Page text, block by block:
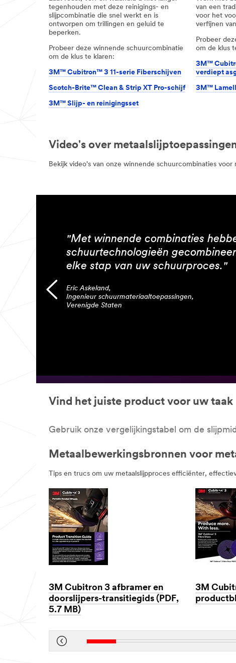
tegenhouden met deze reinigings- en
slijpcombinatie die snel werkt en is
ontworpen om trillingen en geluid te
beperken.
Probeer deze winnende schuurcombinatie
om de klus te klaren:
3M™ Cubitron™ 3 11-serie Fiberschijven
Scotch-Brite™ Clean & Strip XT Pro-schijf
3M™ Slijp- en reinigingsset
van een
voor het
verfijnen
Probeer
om de klus
3M™
verdiept
3M™
Video's over
Bekijk video's van onze winnende schuurcombinaties
"Met winnende combinaties
schuurtechnologieën
elke stap van uw schuurproces."
Eric Askeland,
Ingenieur schuurmateriaaltoepassingen,
Verenigde Staten
Vind het juiste product voor uw taak
Gebruik onze vergelijkingstabel om de
Metaalbewerkingsbronnen voor
Tips en trucs om uw metaalslijpproces efficiënter,
3M Cubitron 3 afbramer en
doorslijpers-transitiegids (PDF,
5.7 MB)
1901
3M
1901